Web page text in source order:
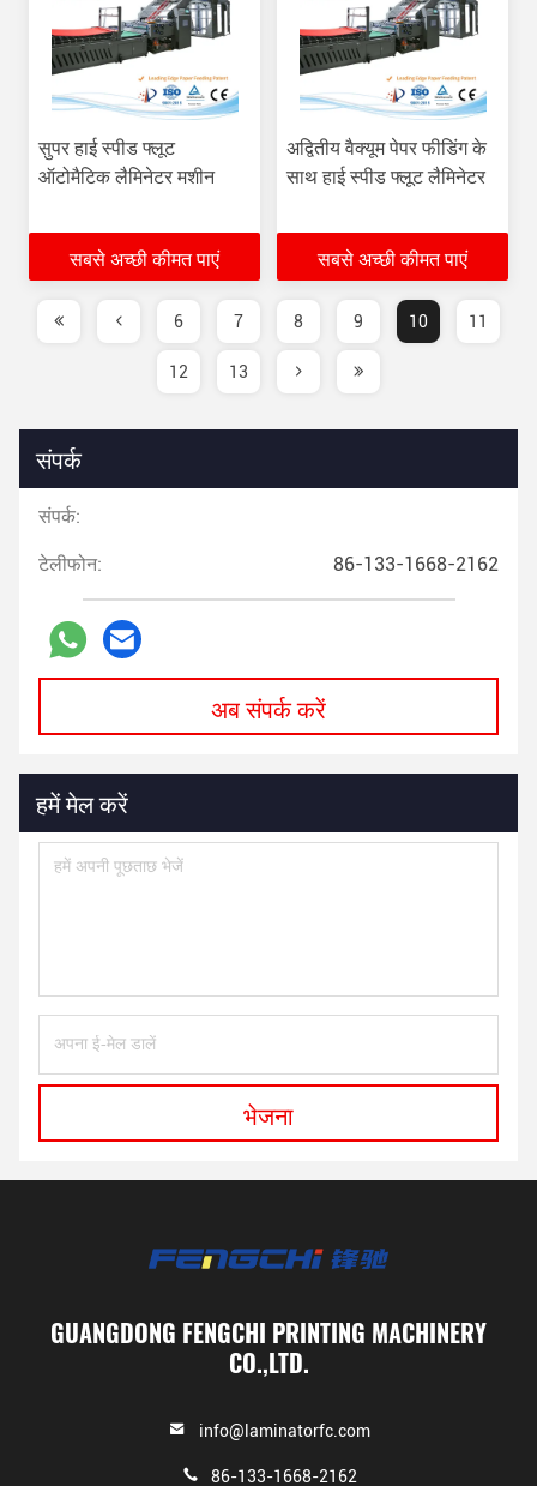
सुपर हाई स्पीड फ्लूट
ऑटोमैटिक लैमिनेटर मशीन
सबसे अच्छी कीमत पाएं
अद्वितीय वैक्यूम पेपर फीडिंग के
साथ हाई स्पीड फ्लूट लैमिनेटर
सबसे अच्छी कीमत पाएं
6 7 8 9 10 11
12 13
संपर्क
संपर्क:
टेलीफोन: 86-133-1668-2162
अब संपर्क करें
हमें मेल करें
भेजना
GUANGDONG FENGCHI PRINTING MACHINERY
CO.,LTD.
info@laminatorfc.com
86-133-1668-2162